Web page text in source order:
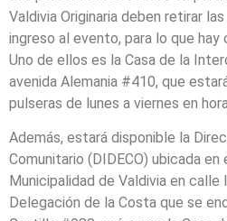
Valdivia Originaria deben retirar
ingreso al evento, para lo que hay
Uno de ellos es la Casa de la
avenida Alemania #410, que
pulseras de lunes a viernes en
Además, estará disponible la
Comunitario (DIDECO) ubicada
Municipalidad de Valdivia en
Delegación de la Costa que se